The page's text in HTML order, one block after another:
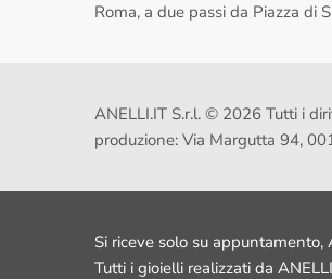
Roma, a due passi da Piazza di
ANELLI.IT S.r.l. © 2026 Tutti i
produzione: Via Margutta 94,
Si riceve solo su appuntamento,
Tutti i gioielli realizzati da